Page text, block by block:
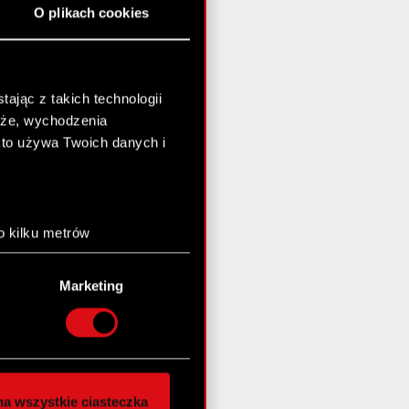
O plikach cookies
z takich technologii
wychodzenia
używa Twoich danych i
kilku metrów
(fingerprinting,
preferencje w
chwili.
i
Marketing
wszystkie ciasteczka